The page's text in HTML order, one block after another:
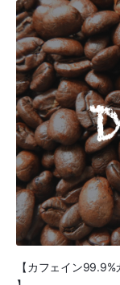
【カフェイン